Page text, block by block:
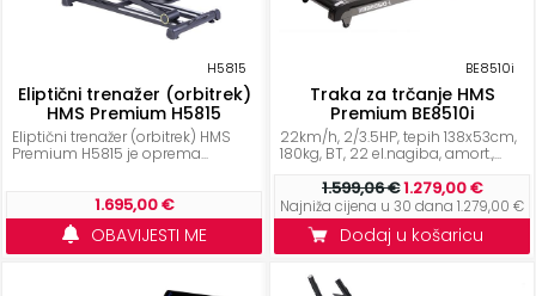
Uvjeti
poslovanja
kolačićima
H5815
Eliptični trenažer (orbitrek)
HMS Premium H5815
Eliptični trenažer (orbitrek) HMS
Premium H5815 je oprema...
1.695,00 €
OBAVIJESTI ME
BE8510i
Traka za trčanje HMS
Premium BE8510i
22km/h, 2/3.5HP, tepih 138x53cm,
180kg, BT, 22 el.nagiba, amort.,...
1.599,06 €1.279,00 €
Najniža cijena u 30 dana 1.279,00 €
Dodaj u košaricu